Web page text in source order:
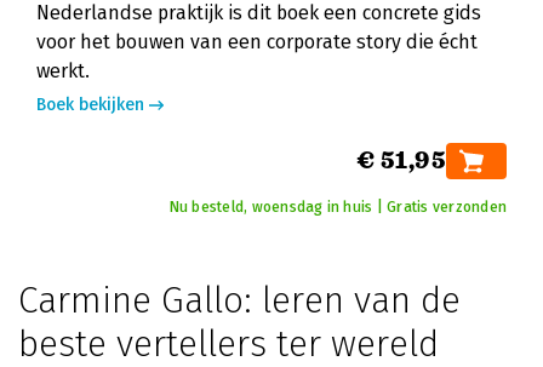
Nederlandse praktijk is dit boek een concrete gids
voor het bouwen van een corporate story die écht
werkt.
Boek bekijken
€ 51,95
Nu besteld, woensdag in huis | Gratis verzonden
Carmine Gallo: leren van de
beste vertellers ter wereld